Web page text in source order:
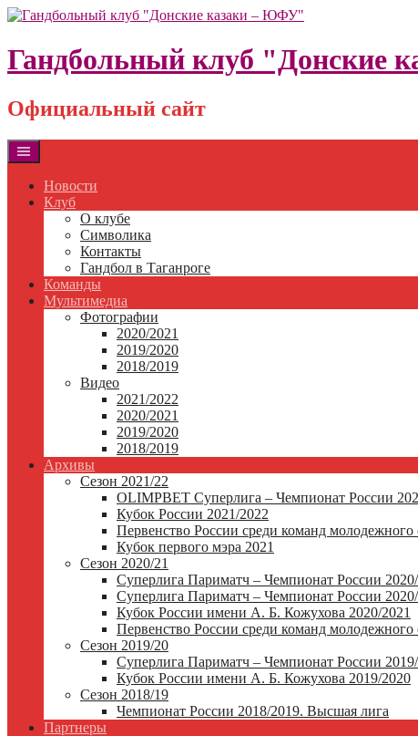
Skip
content
Гандбольный клуб "Донские
Официальный сайт
Новости
Клуб
О клубе
Символика
Контакты
Гандбол в Таганроге
Команды
Мультимедиа
Фотографии
2020/2021
2019/2020
2018/2019
Видео
2021/2022
2020/2021
2019/2020
2018/2019
Архивы
Сезон 2021/22
OLIMPBET Суперлига – Чемпионат России
Кубок России 2021/2022
Первенство России среди команд молодежного
Кубок первого мэра 2021
Сезон 2020/21
Суперлига Париматч – Чемпионат России 2020/
Суперлига Париматч – Чемпионат России
Кубок России имени А. Б. Кожухова 2020/2021
Первенство России среди команд
Сезон 2019/20
Суперлига Париматч – Чемпионат России
Кубок России имени А. Б. Кожухова 2019/2020
Сезон 2018/19
Чемпионат России 2018/2019. Высшая лига
Партнеры